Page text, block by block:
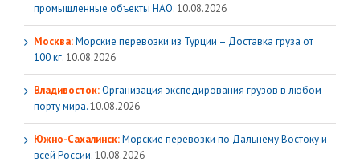
промышленные объекты НАО.10.08.2026
Москва:Морские перевозки из Турции – Доставка груза от
100 кг.10.08.2026
Владивосток:Организация экспедирования грузов в любом
порту мира.10.08.2026
Южно-Сахалинск:Морские перевозки по Дальнему Востоку и
всей России.10.08.2026